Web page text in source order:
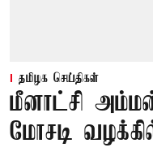
தமிழக செய்திகள்
மீனாட்சி
மோசடி